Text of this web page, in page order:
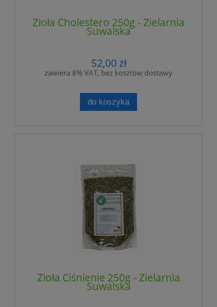
Zioła Cholestero 250g - Zielarnia
Suwalska
52,00 zł
zawiera 8% VAT, bez kosztów dostawy
do koszyka
Zioła Ciśnienie 250g - Zielarnia
Suwalska